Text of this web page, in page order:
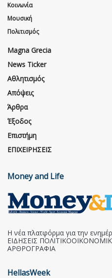
Κοινωνία
Μουσική
Πολιτισμός
Magna Grecia
News Ticker
Αθλητισμός
Απόψεις
Άρθρα
Έξοδος
Επιστήμη
ΕΠΙΧΕΙΡΗΣΕΙΣ
Money and Life
Η νέα πλατφόρμα για την
ΕΙΔΗΣΕΙΣ
ΑΡΘΡΟΓΡΑΦΙΑ
HellasWeek